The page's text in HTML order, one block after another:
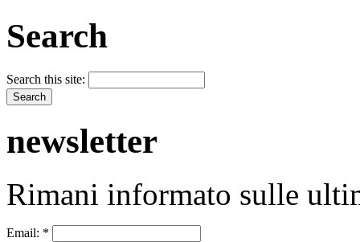
Search
Search this site:
newsletter
Rimani informato sulle
Email: *